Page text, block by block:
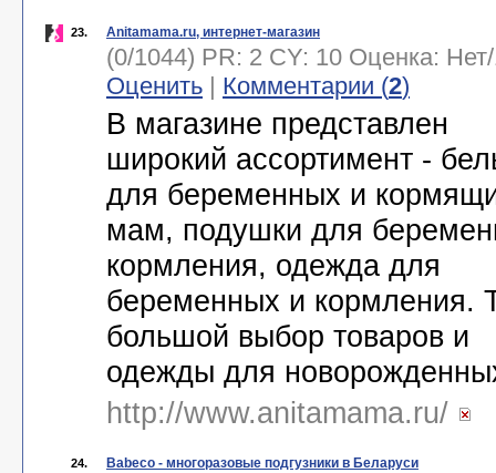
23. Anitamama.ru, интернет-магазин
(0/1044) PR: 2 CY: 10 Оценка: Нет/
Оценить | Комментарии (2)
В магазине представлен
широкий ассортимент -
для беременных и
мам, подушки для
кормления, одежда для
беременных и кормления.
большой выбор товаров и
одежды для
http://www.anitamama.ru/
24. Babeco - многоразовые подгузники в Беларуси